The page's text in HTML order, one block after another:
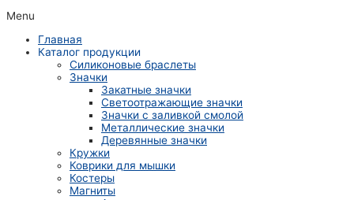
Menu
Главная
Каталог продукции
Силиконовые браслеты
Значки
Закатные значки
Светоотражающие значки
Значки с заливкой смолой
Металлические значки
Деревянные значки
Кружки
Коврики для мышки
Костеры
Магниты